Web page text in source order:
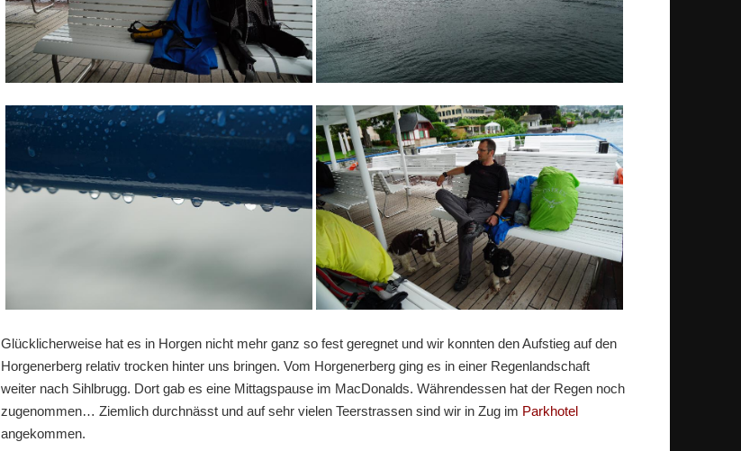
Glücklicherweise hat es in Horgen nicht mehr ganz so fest geregnet und wir konnten den Aufstieg auf den
Horgenerberg relativ trocken hinter uns bringen. Vom Horgenerberg ging es in einer Regenlandschaft
weiter nach Sihlbrugg. Dort gab es eine Mittagspause im MacDonalds. Währendessen hat der Regen noch
zugenommen… Ziemlich durchnässt und auf sehr vielen Teerstrassen sind wir in Zug im Parkhotel
angekommen.